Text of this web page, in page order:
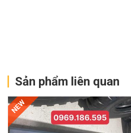
Sản phẩm liên quan
NEW